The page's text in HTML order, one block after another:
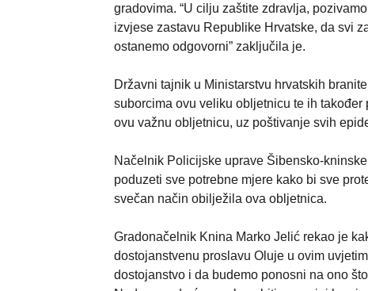
gradovima. “U cilju zaštite zdravlja,
izvjese zastavu Republike Hrvatske, da svi
ostanemo odgovorni” zaključila je.
Državni tajnik u Ministarstvu hrvatskih
suborcima ovu veliku obljetnicu te ih
ovu važnu obljetnicu, uz poštivanje svih
Načelnik Policijske uprave Šibensko-
poduzeti sve potrebne mjere kako bi sve
svečan način obilježila ova obljetnica.
Gradonačelnik Knina Marko Jelić rekao je
dostojanstvenu proslavu Oluje u ovim
dostojanstvo i da budemo ponosni na ono